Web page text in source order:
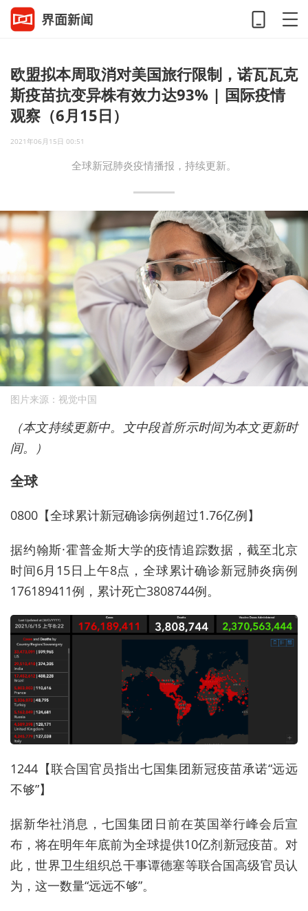
欧盟拟本周取消对美国旅行限制，诺瓦瓦克
斯疫苗抗变异株有效力达93% | 国际疫情
观察（6月15日）
2021年06月15日 00:51
全球新冠肺炎疫情播报，持续更新。
图片来源：视觉中国
（本文持续更新中。文中段首所示时间为本文更新时
间。）
全球
0800【全球累计新冠确诊病例超过1.76亿例】
据约翰斯·霍普金斯大学的疫情追踪数据，截至北京
时间6月15日上午8点，全球累计确诊新冠肺炎病例
176189411例，累计死亡3808744例。
1244【联合国官员指出七国集团新冠疫苗承诺“远远
不够”】
据新华社消息，七国集团日前在英国举行峰会后宣
布，将在明年年底前为全球提供10亿剂新冠疫苗。对
此，世界卫生组织总干事谭德塞等联合国高级官员认
为，这一数量“远远不够”。